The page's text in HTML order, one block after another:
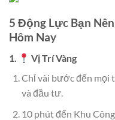
5 Động Lực Bạn
Hôm Nay
1.
Vị Trí Vàng
Chỉ vài bước đến mọi
và đầu tư.
10 phút đến Khu